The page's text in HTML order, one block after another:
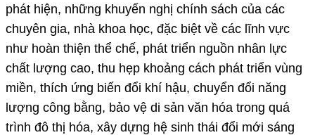
phát hiện, những khuyến nghị chính sách của các
chuyên gia, nhà khoa học, đặc biệt về các lĩnh vực
như hoàn thiện thể chế, phát triển nguồn nhân lực
chất lượng cao, thu hẹp khoảng cách phát triển vùng
miền, thích ứng biến đổi khí hậu, chuyển đổi năng
lượng công bằng, bảo vệ di sản văn hóa trong quá
trình đô thị hóa, xây dựng hệ sinh thái đổi mới sáng